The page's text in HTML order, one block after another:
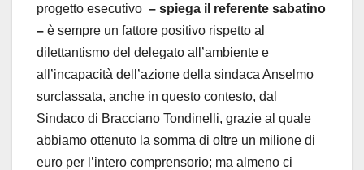
progetto esecutivo – spiega il referente sabatino
– è sempre un fattore positivo rispetto al
dilettantismo del delegato all’ambiente e
all’incapacità dell’azione della sindaca Anselmo
surclassata, anche in questo contesto, dal
Sindaco di Bracciano Tondinelli, grazie al quale
abbiamo ottenuto la somma di oltre un milione di
euro per l’intero comprensorio; ma almeno ci